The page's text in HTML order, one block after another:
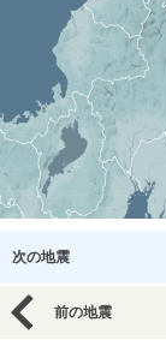
次の地震
前の地震